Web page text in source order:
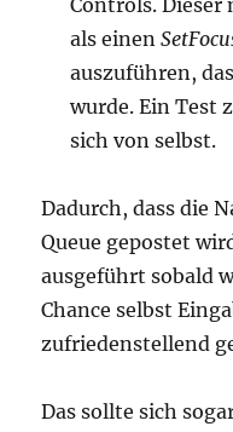
Controls. Dieser
als einen
auszuführen,
wurde. Ein Test
sich von selbst.
Dadurch, dass die
Queue gepostet
ausgeführt sobald
Chance selbst
zufriedenstellend
Das sollte sich